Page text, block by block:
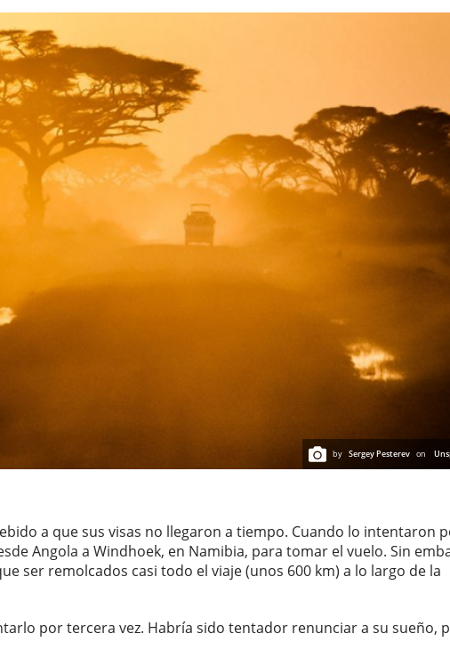
by Sergey Pesterev on
a que sus visas no llegaron a tiempo. Cuando lo intentaron
Angola a Windhoek, en Namibia, para tomar el vuelo. Sin
ser remolcados casi todo el viaje (unos 600 km) a lo largo de la
por tercera vez. Habría sido tentador renunciar a su sueño,